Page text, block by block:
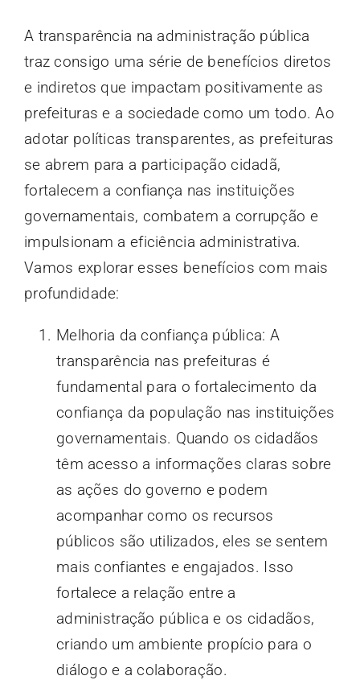
A transparência na administração pública
traz consigo uma série de benefícios diretos
e indiretos que impactam positivamente as
prefeituras e a sociedade como um todo. Ao
adotar políticas transparentes, as prefeituras
se abrem para a participação cidadã,
fortalecem a confiança nas instituições
governamentais, combatem a corrupção e
impulsionam a eficiência administrativa.
Vamos explorar esses benefícios com mais
profundidade:
Melhoria da confiança pública: A
transparência nas prefeituras é
fundamental para o fortalecimento da
confiança da população nas instituições
governamentais. Quando os cidadãos
têm acesso a informações claras sobre
as ações do governo e podem
acompanhar como os recursos
públicos são utilizados, eles se sentem
mais confiantes e engajados. Isso
fortalece a relação entre a
administração pública e os cidadãos,
criando um ambiente propício para o
diálogo e a colaboração.